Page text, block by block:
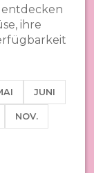
entdecken
ihre
JUNI
NOV.